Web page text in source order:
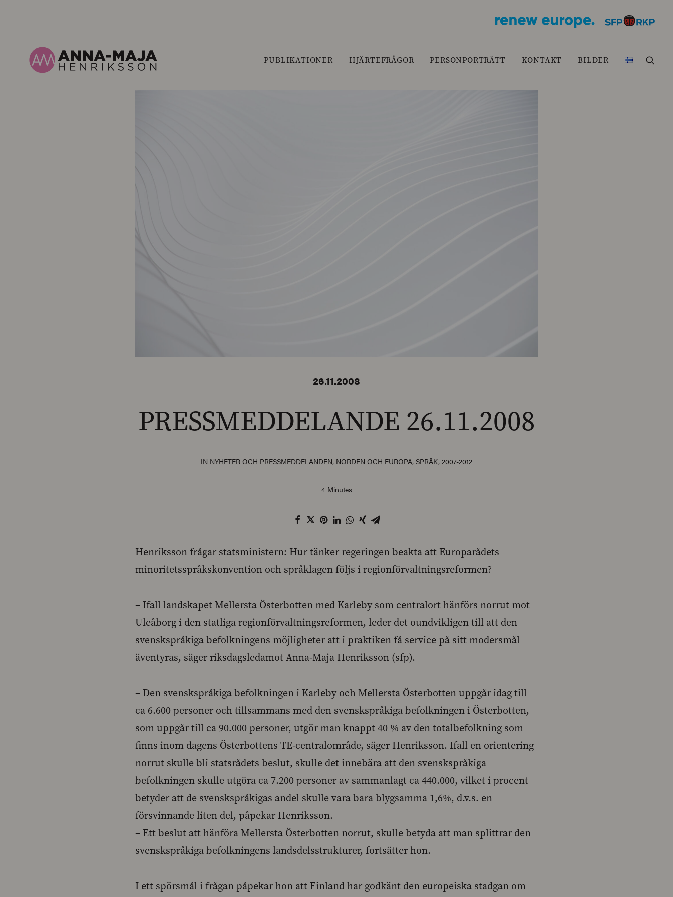
PUBLIKATIONER HJÄRTEFRÅGOR PERSONPORTRÄTT KONTAKT BILDER
26.11.2008
PRESSMEDDELANDE 26.11.2008
IN NYHETER OCH PRESSMEDDELANDEN, NORDEN OCH EUROPA, SPRÅK, 2007-2012
4 Minutes
Henriksson frågar statsministern: Hur tänker regeringen beakta att Europarådets
minoritetsspråkskonvention och språklagen följs i regionförvaltningsreformen?
– Ifall landskapet Mellersta Österbotten med Karleby som centralort hänförs norrut mot
Uleåborg i den statliga regionförvaltningsreformen, leder det oundvikligen till att den
svenskspråkiga befolkningens möjligheter att i praktiken få service på sitt modersmål
äventyras, säger riksdagsledamot Anna-Maja Henriksson (sfp).
– Den svenskspråkiga befolkningen i Karleby och Mellersta Österbotten uppgår idag till
ca 6.600 personer och tillsammans med den svenskspråkiga befolkningen i Österbotten,
som uppgår till ca 90.000 personer, utgör man knappt 40 % av den totalbefolkning som
finns inom dagens Österbottens TE-centralområde, säger Henriksson. Ifall en orientering
norrut skulle bli statsrådets beslut, skulle det innebära att den svenskspråkiga
befolkningen skulle utgöra ca 7.200 personer av sammanlagt ca 440.000, vilket i procent
betyder att de svenskspråkigas andel skulle vara bara blygsamma 1,6%, d.v.s. en
försvinnande liten del, påpekar Henriksson.
– Ett beslut att hänföra Mellersta Österbotten norrut, skulle betyda att man splittrar den
svenskspråkiga befolkningens landsdelsstrukturer, fortsätter hon.
I ett spörsmål i frågan påpekar hon att Finland har godkänt den europeiska stadgan om